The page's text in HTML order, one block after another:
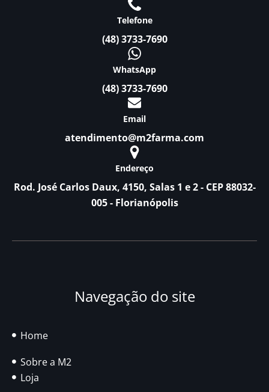
Telefone
(48) 3733-7690
WhatsApp
(48) 3733-7690
Email
atendimento@m2farma.com
Endereço
Rod. José Carlos Daux, 4150, Salas 1 e 2 - CEP 88032-
005 - Florianópolis
Navegação do site
Home
Sobre a M2
Loja